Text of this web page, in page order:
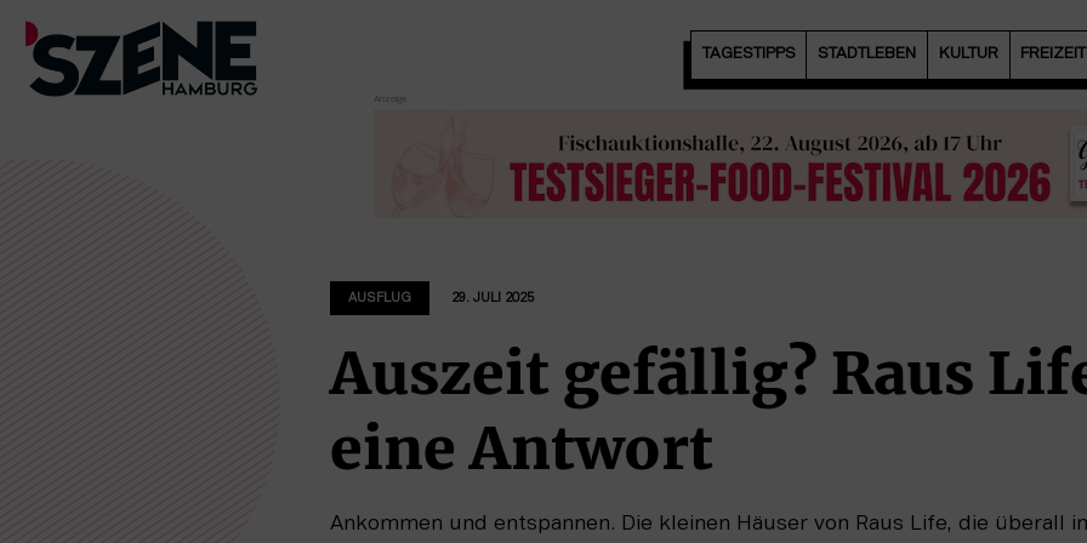
Zum
TAGESTIPPS STADTLEBEN KULTUR
AUSFLUG 29. JULI 2025
Auszeit gefällig? Raus
eine Antwort
Ankommen und entspannen. Die kleinen Häuser von Raus Life, die überall